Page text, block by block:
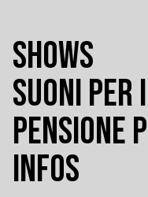
SHOWS
SUONI PER
PENSIONE
INFOS